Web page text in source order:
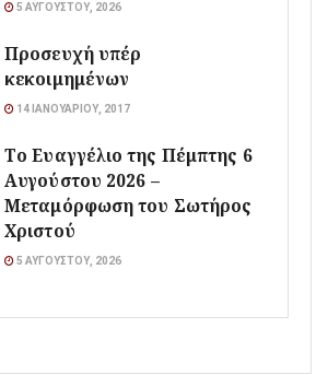
5 ΑΥΓΟΎΣΤΟΥ, 2026
Προσευχή υπέρ
κεκοιμημένων
14 ΙΑΝΟΥΑΡΊΟΥ, 2017
Το Ευαγγέλιο της Πέμπτης 6
Αυγούστου 2026 –
Μεταμόρφωση του Σωτήρος
Χριστού
5 ΑΥΓΟΎΣΤΟΥ, 2026